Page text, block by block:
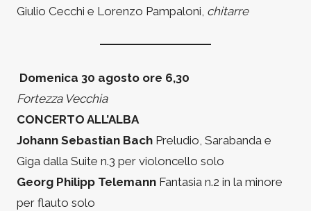
Giulio Cecchi e Lorenzo Pampaloni, chitarre
Domenica 30 agosto ore 6,30
Fortezza Vecchia
CONCERTO ALL’ALBA
Johann Sebastian Bach Preludio, Sarabanda e
Giga dalla Suite n.3 per violoncello solo
Georg Philipp Telemann Fantasia n.2 in la minore
per flauto solo